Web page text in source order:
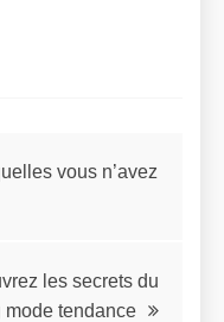
vous n’avez
les secrets du
mode tendance